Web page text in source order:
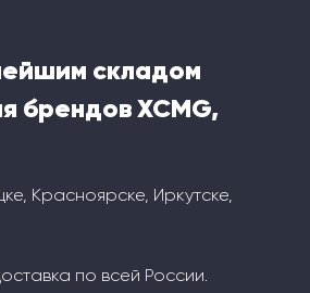
складом
брендов XCMG,
Красноярске, Иркутске,
по всей России.